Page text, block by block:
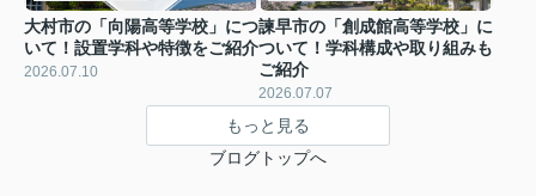
大村市の「向陽高等学校」につ
いて！設置学科や特徴をご紹介
2026.07.10
諫早市の「創成館高等学校」に
ついて！学科構成や取り組みも
ご紹介
2026.07.07
もっと見る
ブログトップへ